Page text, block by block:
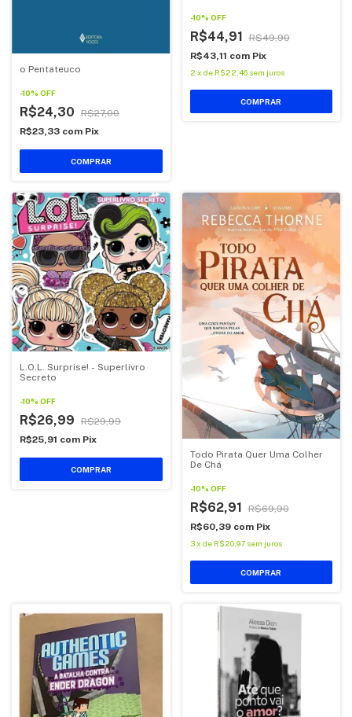
o Pentateuco
-10% OFF
R$24,30
R$27,00
R$23,33 com Pix
COMPRAR
-10% OFF
R$44,91
R$49,90
R$43,11 com Pix
2 x de R$22,46 sem juros
COMPRAR
L.O.L. Surprise! - Superlivro
Secreto
-10% OFF
R$26,99
R$29,99
R$25,91 com Pix
COMPRAR
Todo Pirata Quer Uma Colher
De Chá
-10% OFF
R$62,91
R$69,90
R$60,39 com Pix
3 x de R$20,97 sem juros
COMPRAR